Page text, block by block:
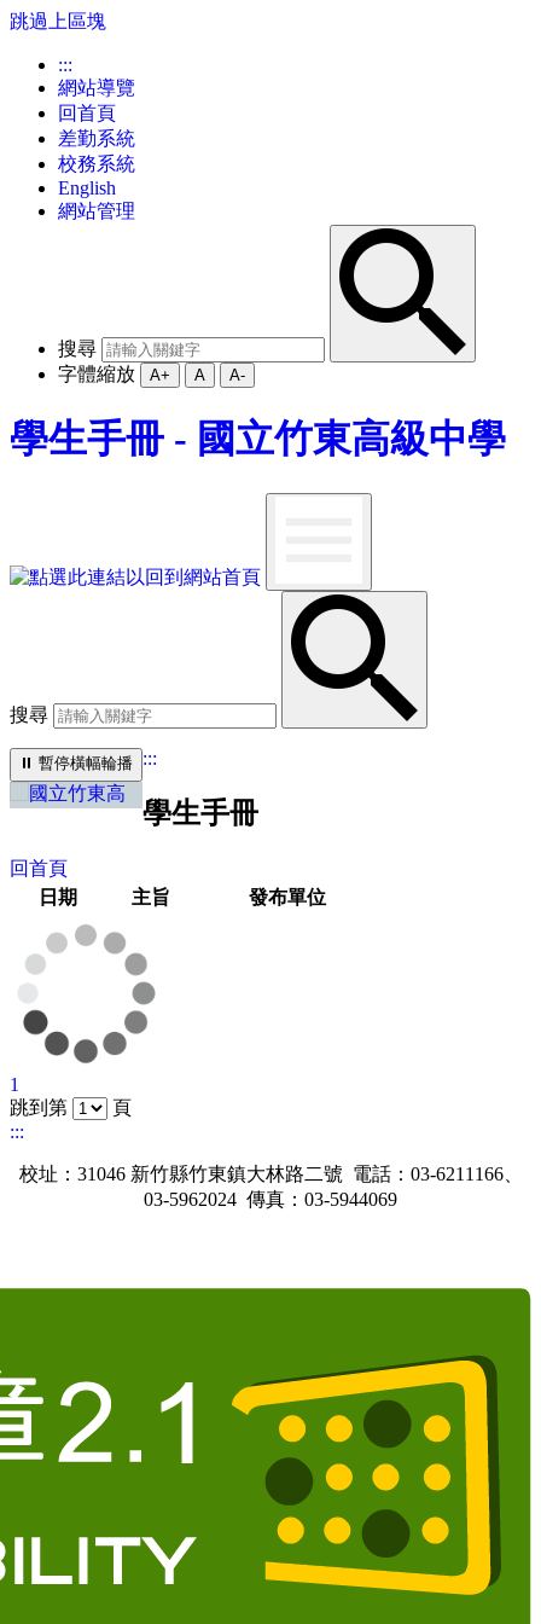
跳過上區塊
:::
網站導覽
回首頁
差勤系統
校務系統
English
網站管理
搜尋
字體縮放
A+ A A-
學生手冊 - 國立竹東高級中學
搜尋
⏸︎ 暫停橫幅輪播 :::
學生手冊
回首頁
日期
主旨 發布單位
1
跳到第
頁
:::
校址：31046 新竹縣竹東鎮大林路二號 電話：03-6211166、
03-5962024 傳真：03-5944069